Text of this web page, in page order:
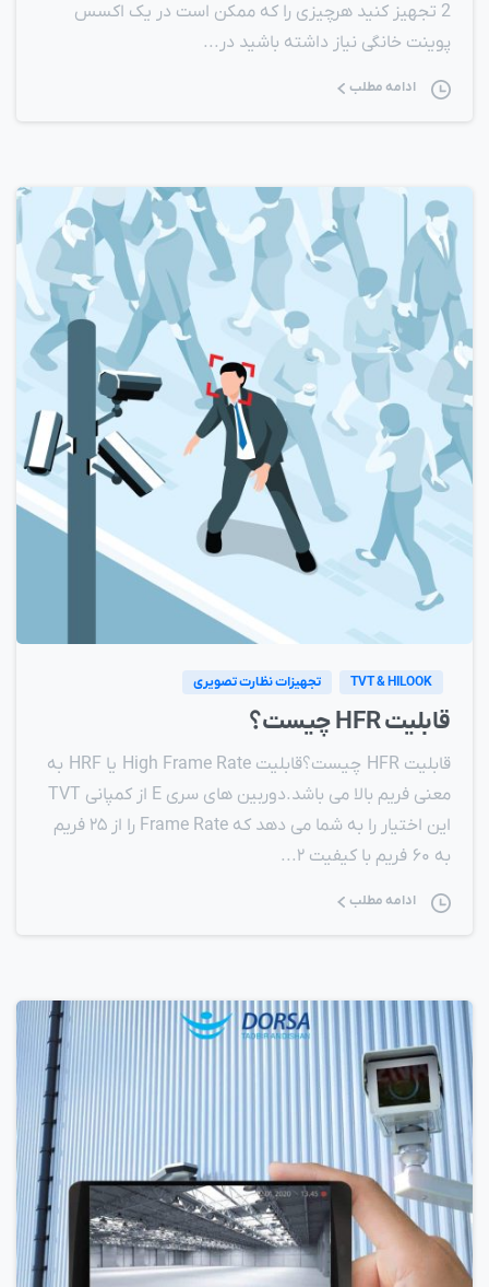
2 تجهیز کنید هرچیزی را که ممکن است در یک اکسس
پوینت خانگی نیاز داشته باشید در...
ادامه مطلب
TVT & HILOOK تجهیزات نظارت تصویری
قابلیت HFR چیست؟
قابلیت HFR چیست؟قابلیت High Frame Rate یا HRF به
معنی فریم بالا می باشد.دوربین های سری E از کمپانی TVT
این اختیار را به شما می دهد که Frame Rate را از ۲۵ فریم
به ۶۰ فریم با کیفیت ۲...
ادامه مطلب